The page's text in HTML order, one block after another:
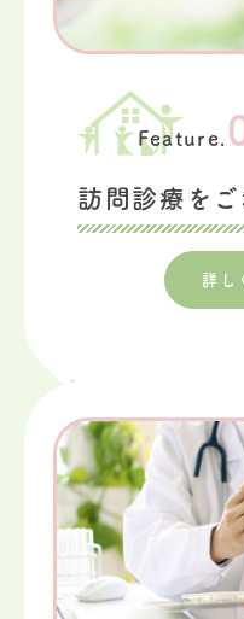
Feature.
訪問診療を
詳し